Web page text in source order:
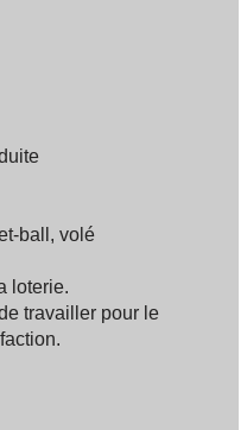
ball, volé
loterie.
travailler pour le